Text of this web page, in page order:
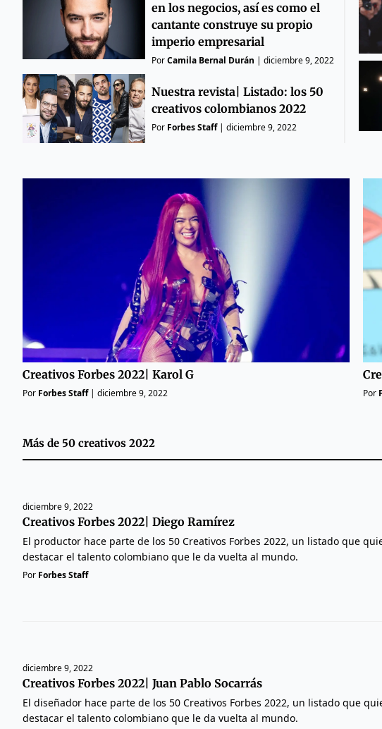
en los negocios, así es como el
cantante construye su propio
imperio empresarial
PorCamila Bernal Durán | diciembre 9, 2022
Nuestra revista| Listado: los 50
creativos colombianos 2022
Por Forbes Staff| diciembre 9, 2022
Creativos Forbes 2022| Karol G
Por Forbes Staff| diciembre 9, 2022 Por
Más de 50 creativos 2022
diciembre 9, 2022
Creativos Forbes 2022| Diego Ramírez
El productor hace parte de los 50 Creativos Forbes 2022, un listado que
destacar el talento colombiano que le da vuelta al mundo.
Por Forbes Staff
diciembre 9, 2022
Creativos Forbes 2022| Juan Pablo Socarrás
El diseñador hace parte de los 50 Creativos Forbes 2022, un listado que
destacar el talento colombiano que le da vuelta al mundo.